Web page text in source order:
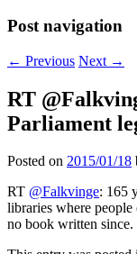
Post navigation
← Previous Next →
RT
Parliament
Posted on 2015/01/18
RT @Falkvinge: 165
libraries where people
no book written since.